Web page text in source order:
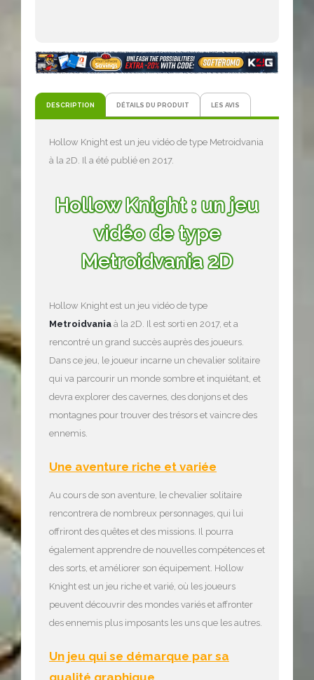
DESCRIPTION DÉTAILS DU PRODUIT LES AVIS
Hollow Knight est un jeu vidéo de type Metroidvania
à la 2D. Il a été publié en 2017.
Hollow Knight : un jeu
vidéo de type
Metroidvania 2D
Hollow Knight est un jeu vidéo de type
Metroidvania à la 2D. Il est sorti en 2017, et a
rencontré un grand succès auprès des joueurs.
Dans ce jeu, le joueur incarne un chevalier solitaire
qui va parcourir un monde sombre et inquiétant, et
devra explorer des cavernes, des donjons et des
montagnes pour trouver des trésors et vaincre des
ennemis.
Une aventure riche et variée
Au cours de son aventure, le chevalier solitaire
rencontrera de nombreux personnages, qui lui
offriront des quêtes et des missions. Il pourra
également apprendre de nouvelles compétences et
des sorts, et améliorer son équipement. Hollow
Knight est un jeu riche et varié, où les joueurs
peuvent découvrir des mondes variés et affronter
des ennemis plus imposants les uns que les autres.
Un jeu qui se démarque par sa
qualité graphique